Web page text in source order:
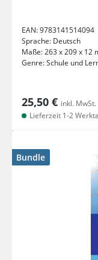
EAN:9783141514094
Sprache: Deutsch
Maße:263 x 209 x 12
Genre:Schule und
25,50 € inkl. MwSt.
Lieferzeit 1-2
Bundle